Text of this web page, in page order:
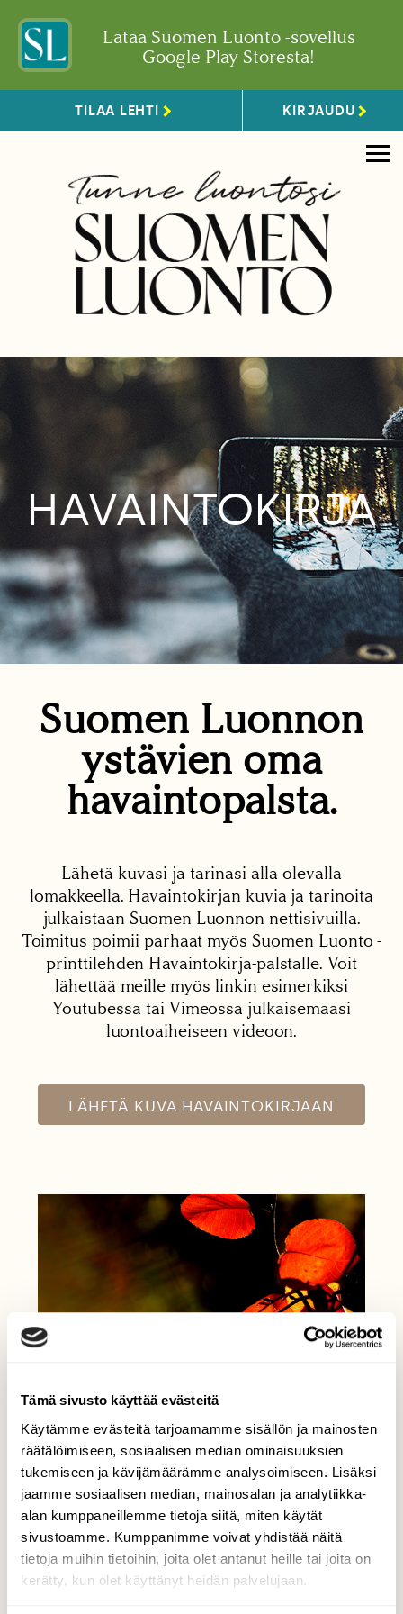
Tämä sivusto käyttää evästeitä
Käytämme evästeitä tarjoamamme sisällön ja mainosten
räätälöimiseen, sosiaalisen median ominaisuuksien
tukemiseen ja kävijämäärämme analysoimiseen. Lisäksi
jaamme sosiaalisen median, mainosalan ja analytiikka-
alan kumppaneillemme tietoja siitä, miten käytät
sivustoamme. Kumppanimme voivat yhdistää näitä
tietoja muihin tietoihin, joita olet antanut heille tai joita on
kerätty, kun olet käyttänyt heidän palvelujaan.
Lataa Suomen Luonto -sovellus
Google Play Storesta!
TILAA LEHTI KIRJAUDU
HAVAINTOKIRJA
Suomen Luonnon
ystävien oma
havaintopalsta.
Lähetä kuvasi ja tarinasi alla olevalla
lomakkeella. Havaintokirjan kuvia ja tarinoita
julkaistaan Suomen Luonnon nettisivuilla.
Toimitus poimii parhaat myös Suomen Luonto -
printtilehden Havaintokirja-palstalle. Voit
lähettää meille myös linkin esimerkiksi
Youtubessa tai Vimeossa julkaisemaasi
luontoaiheiseen videoon.
LÄHETÄ KUVA HAVAINTOKIRJAAN